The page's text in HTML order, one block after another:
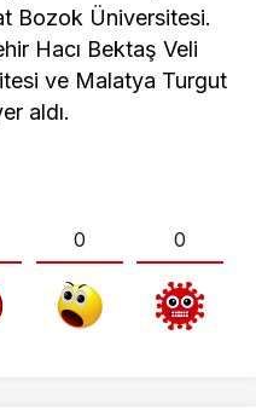
Bozok Üniversitesi.
Hacı Bektaş Veli
ve Malatya Turgut
aldı.
0 0